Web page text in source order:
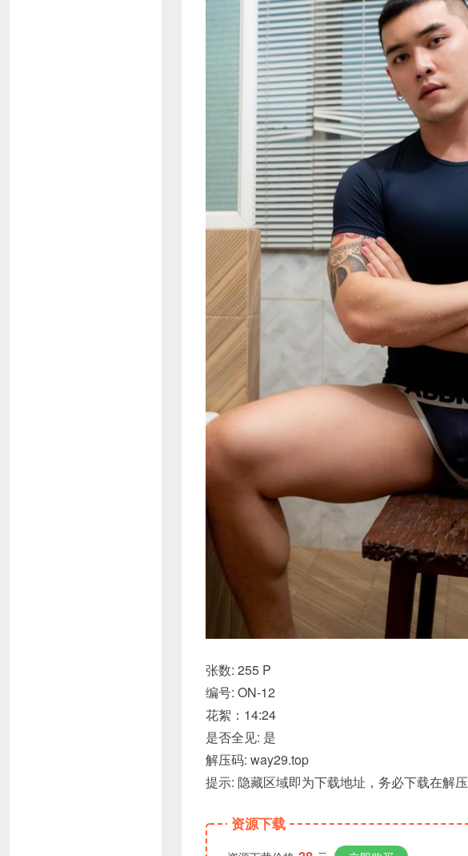
张数: 255 P
编号: ON-12
花絮：14:24
是否全见: 是
解压码: way29.top
提示: 隐藏区域即为下载地址，务必下载在解压
资源下载